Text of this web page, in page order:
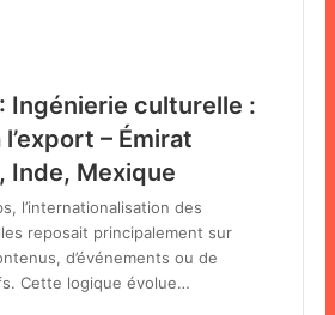
Ingénierie culturelle :
– Émirat
Inde, Mexique
l’internationalisation des
reposait principalement sur
d’événements ou de
Cette logique évolue…